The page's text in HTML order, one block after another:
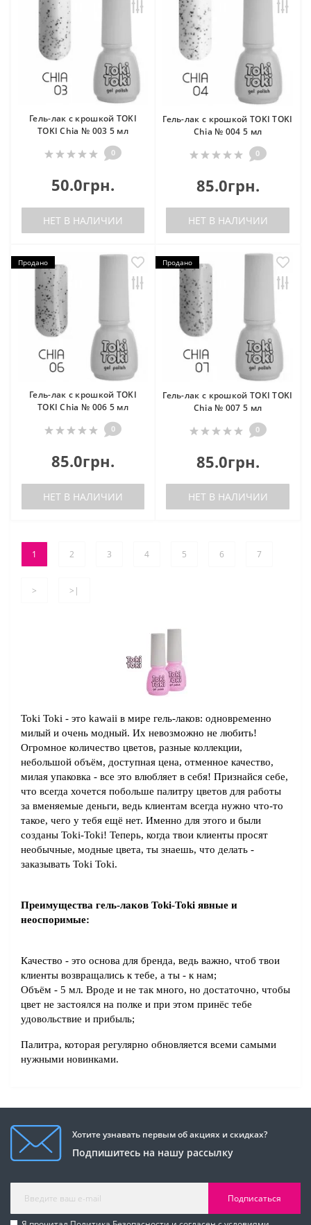
Гель-лак с крошкой TOKI
TOKI Chia № 003 5 мл
0
50.0грн.
НЕТ В НАЛИЧИИ
Гель-лак с крошкой TOKI TOKI
Chia № 004 5 мл
0
85.0грн.
НЕТ В НАЛИЧИИ
Продано
Гель-лак с крошкой TOKI
TOKI Chia № 006 5 мл
0
85.0грн.
НЕТ В НАЛИЧИИ
Продано
Гель-лак с крошкой TOKI TOKI
Chia № 007 5 мл
0
85.0грн.
НЕТ В НАЛИЧИИ
1 2 3 4 5 6 7
> >|
Toki Toki - это kawaii в мире гель-лаков: одновременно
милый и очень модный. Их невозможно не любить!
Огромное количество цветов, разные коллекции,
небольшой объём, доступная цена, отменное качество,
милая упаковка - все это влюбляет в себя! Признайся себе,
что всегда хочется побольше палитру цветов для работы
за вменяемые деньги, ведь клиентам всегда нужно что-то
такое, чего у тебя ещё нет. Именно для этого и были
созданы Toki-Toki! Теперь, когда твои клиенты просят
необычные, модные цвета, ты знаешь, что делать -
заказывать Toki Toki.
Преимущества гель-лаков Toki-Toki явные и
неоспоримые:
Качество - это основа для бренда, ведь важно, чтоб твои
клиенты возвращались к тебе, а ты - к нам;
Объём - 5 мл. Вроде и не так много, но достаточно, чтобы
цвет не застоялся на полке и при этом принёс тебе
удовольствие и прибыль;
Палитра, которая регулярно обновляется всеми самыми
нужными новинками.
Хотите узнавать первым об акциях и скидках?
Подпишитесь на нашу рассылку
Подписаться